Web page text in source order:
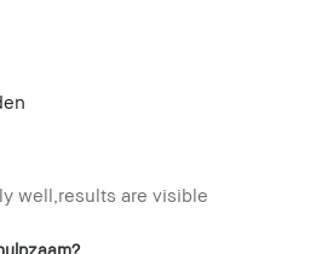
well,results are visible